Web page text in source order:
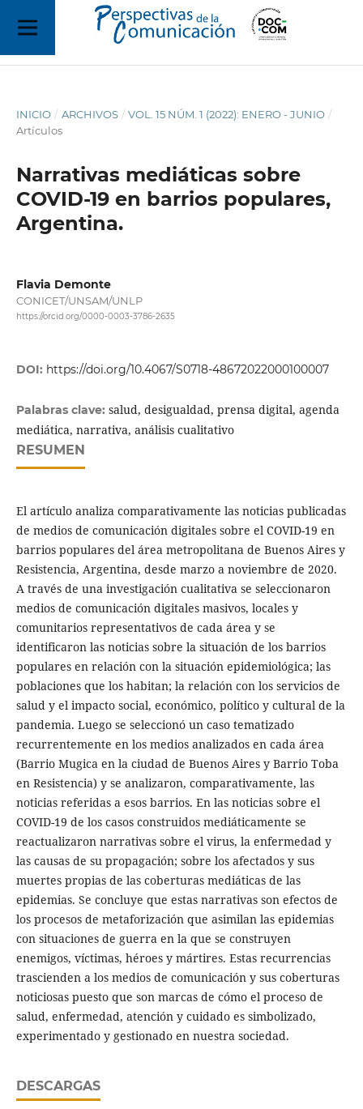
INICIO / ARCHIVOS / VOL. 15 NÚM. 1 (2022): ENERO - JUNIO /
Artículos
Narrativas mediáticas sobre
COVID-19 en barrios populares,
Argentina.
Flavia Demonte
CONICET/UNSAM/UNLP
https://orcid.org/0000-0003-3786-2635
DOI: https://doi.org/10.4067/S0718-48672022000100007
Palabras clave: salud, desigualdad, prensa digital, agenda
mediática, narrativa, análisis cualitativo
RESUMEN
El artículo analiza comparativamente las noticias publicadas
de medios de comunicación digitales sobre el COVID-19 en
barrios populares del área metropolitana de Buenos Aires y
Resistencia, Argentina, desde marzo a noviembre de 2020.
A través de una investigación cualitativa se seleccionaron
medios de comunicación digitales masivos, locales y
comunitarios representativos de cada área y se
identificaron las noticias sobre la situación de los barrios
populares en relación con la situación epidemiológica; las
poblaciones que los habitan; la relación con los servicios de
salud y el impacto social, económico, político y cultural de la
pandemia. Luego se seleccionó un caso tematizado
recurrentemente en los medios analizados en cada área
(Barrio Mugica en la ciudad de Buenos Aires y Barrio Toba
en Resistencia) y se analizaron, comparativamente, las
noticias referidas a esos barrios. En las noticias sobre el
COVID-19 de los casos construidos mediáticamente se
reactualizaron narrativas sobre el virus, la enfermedad y
las causas de su propagación; sobre los afectados y sus
muertes propias de las coberturas mediáticas de las
epidemias. Se concluye que estas narrativas son efectos de
los procesos de metaforización que asimilan las epidemias
con situaciones de guerra en la que se construyen
enemigos, víctimas, héroes y mártires. Estas recurrencias
trascienden a los medios de comunicación y sus coberturas
noticiosas puesto que son marcas de cómo el proceso de
salud, enfermedad, atención y cuidado es simbolizado,
experimentado y gestionado en nuestra sociedad.
DESCARGAS